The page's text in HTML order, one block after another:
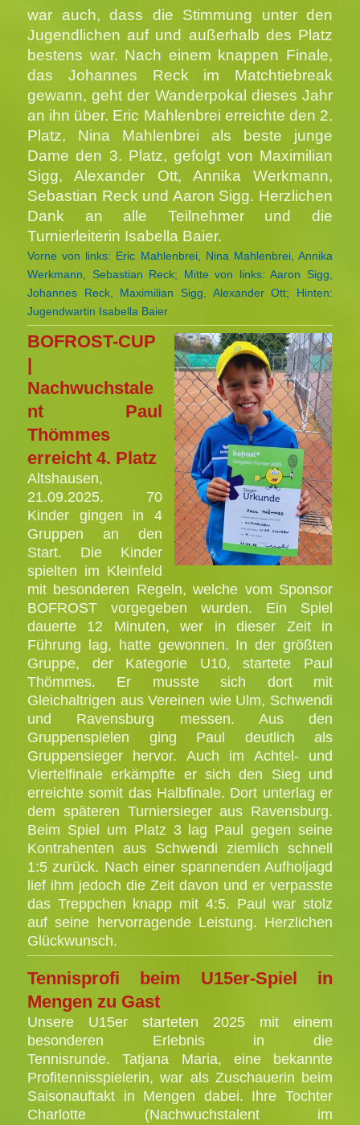
war auch, dass die Stimmung unter den
Jugendlichen auf und außerhalb des Platz
bestens war. Nach einem knappen Finale,
das Johannes Reck im Matchtiebreak
gewann, geht der Wanderpokal dieses Jahr
an ihn über. Eric Mahlenbrei erreichte den 2.
Platz, Nina Mahlenbrei als beste junge
Dame den 3. Platz, gefolgt von Maximilian
Sigg, Alexander Ott, Annika Werkmann,
Sebastian Reck und Aaron Sigg. Herzlichen
Dank an alle Teilnehmer und die
Turnierleiterin Isabella Baier.
Vorne von links: Eric Mahlenbrei, Nina Mahlenbrei, Annika
Werkmann, Sebastian Reck; Mitte von links: Aaron Sigg,
Johannes Reck, Maximilian Sigg, Alexander Ott; Hinten:
Jugendwartin Isabella Baier
BOFROST-CUP
|
Nachwuchstale
nt Paul
Thömmes
erreicht 4. Platz
Altshausen,
21.09.2025. 70
Kinder gingen in 4
Gruppen an den
Start. Die Kinder
spielten im Kleinfeld
mit besonderen Regeln, welche vom Sponsor
BOFROST vorgegeben wurden. Ein Spiel
dauerte 12 Minuten, wer in dieser Zeit in
Führung lag, hatte gewonnen. In der größten
Gruppe, der Kategorie U10, startete Paul
Thömmes. Er musste sich dort mit
Gleichaltrigen aus Vereinen wie Ulm, Schwendi
und Ravensburg messen. Aus den
Gruppenspielen ging Paul deutlich als
Gruppensieger hervor. Auch im Achtel- und
Viertelfinale erkämpfte er sich den Sieg und
erreichte somit das Halbfinale. Dort unterlag er
dem späteren Turniersieger aus Ravensburg.
Beim Spiel um Platz 3 lag Paul gegen seine
Kontrahenten aus Schwendi ziemlich schnell
1:5 zurück. Nach einer spannenden Aufholjagd
lief ihm jedoch die Zeit davon und er verpasste
das Treppchen knapp mit 4:5. Paul war stolz
auf seine hervorragende Leistung. Herzlichen
Glückwunsch.
Tennisprofi beim U15er-Spiel in
Mengen zu Gast
Unsere U15er starteten 2025 mit einem
besonderen Erlebnis in die
Tennisrunde.Tatjana Maria, eine bekannte
Profitennisspielerin, war als Zuschauerin beim
Saisonauftakt in Mengen dabei. Ihre Tochter
Charlotte (Nachwuchstalent im